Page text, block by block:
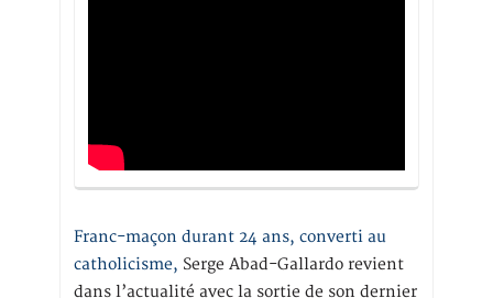
Franc-maçon durant 24 ans, converti au
catholicisme, Serge Abad-Gallardo revient
dans l’actualité avec la sortie de son dernier